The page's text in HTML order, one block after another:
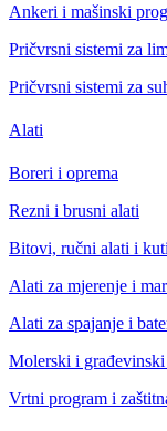
Ankeri i mašinski
Pričvrsni sistemi za
Pričvrsni sistemi za
Alati
Boreri i oprema
Rezni i brusni alati
Bitovi, ručni alati i
Alati za mjerenje i
Alati za spajanje i
Molerski i
Vrtni program i